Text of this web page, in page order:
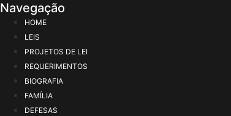
Navegação
HOME
LEIS
PROJETOS DE LEI
REQUERIMENTOS
BIOGRAFIA
FAMÍLIA
DEFESAS